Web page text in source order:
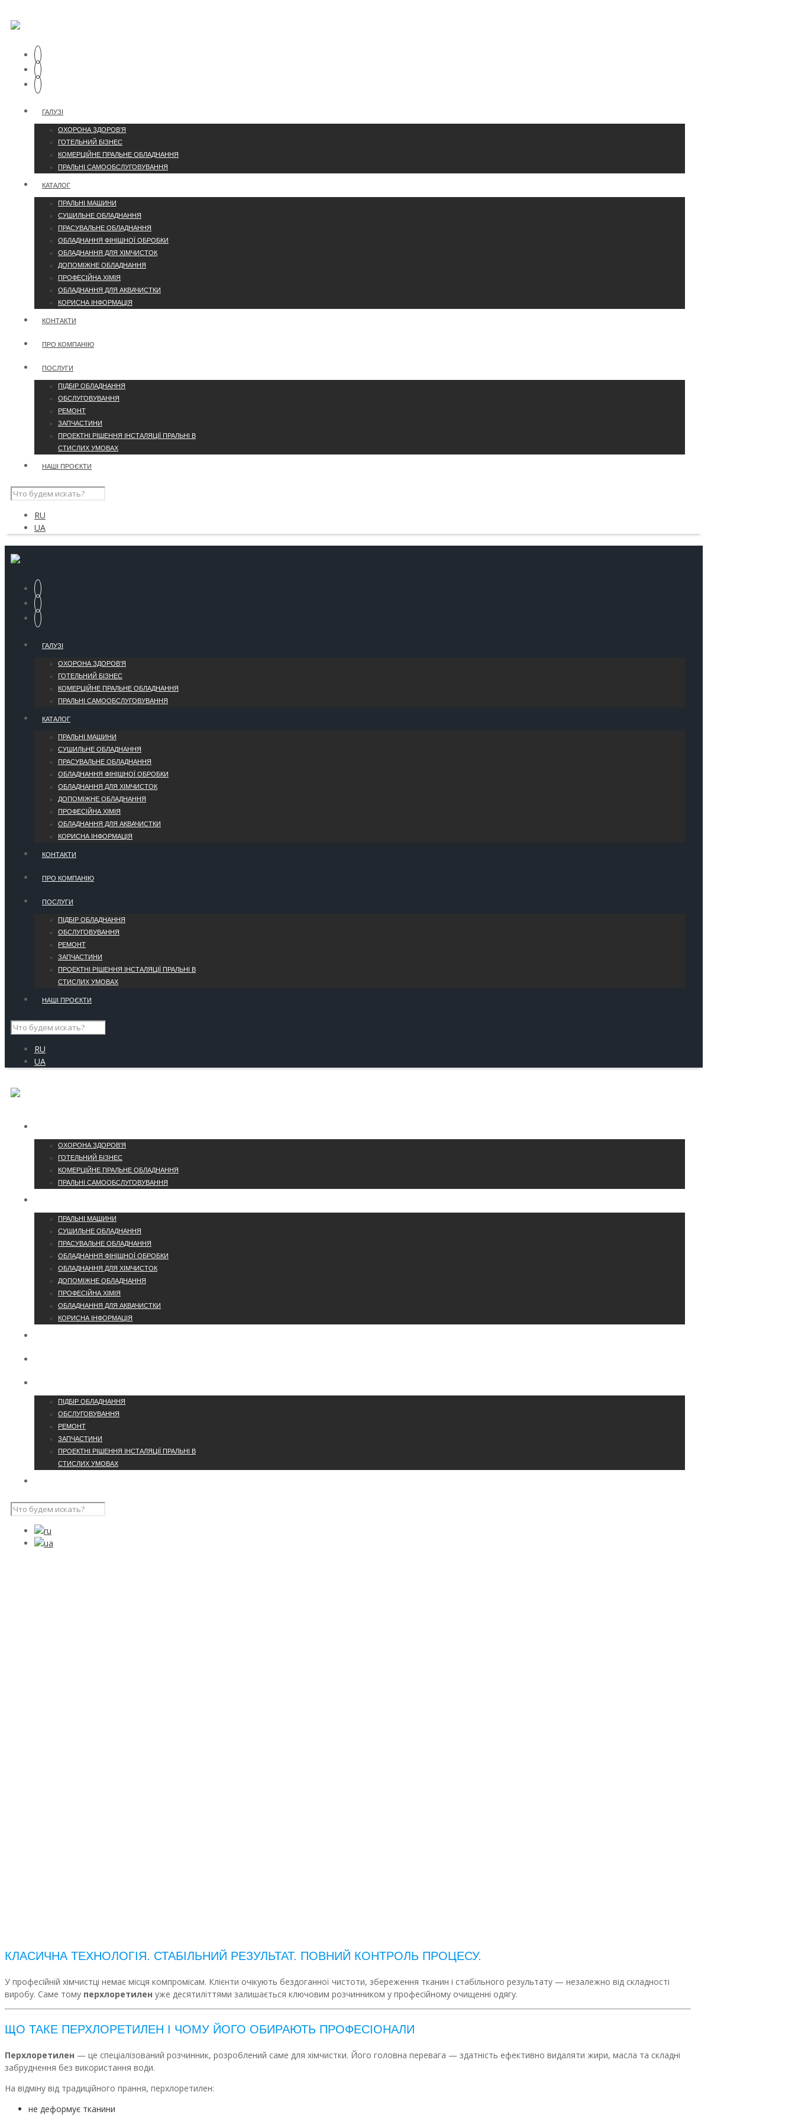
ГАЛУЗІ
ОХОРОНА ЗДОРОВ’Я
ГОТЕЛЬНИЙ БІЗНЕС
КОМЕРЦІЙНЕ ПРАЛЬНЕ ОБЛАДНАННЯ
ПРАЛЬНІ САМООБСЛУГОВУВАННЯ
КАТАЛОГ
ПРАЛЬНІ МАШИНИ
СУШИЛЬНЕ ОБЛАДНАННЯ
ПРАСУВАЛЬНЕ ОБЛАДНАННЯ
ОБЛАДНАННЯ ФІНІШНОЇ ОБРОБКИ
ОБЛАДНАННЯ ДЛЯ ХІМЧИСТОК
ДОПОМІЖНЕ ОБЛАДНАННЯ
ПРОФЕСІЙНА ХІМІЯ
ОБЛАДНАННЯ ДЛЯ АКВАЧИСТКИ
КОРИСНА ІНФОРМАЦІЯ
КОНТАКТИ
ПРО КОМПАНІЮ
ПОСЛУГИ
ПІДБІР ОБЛАДНАННЯ
ОБСЛУГОВУВАННЯ
РЕМОНТ
ЗАПЧАСТИНИ
ПРОЕКТНІ РІШЕННЯ ІНСТАЛЯЦІЇ ПРАЛЬНІ В
СТИСЛИХ УМОВАХ
НАШІ ПРОЄКТИ
RU
UA
ГАЛУЗІ
ОХОРОНА ЗДОРОВ’Я
ГОТЕЛЬНИЙ БІЗНЕС
КОМЕРЦІЙНЕ ПРАЛЬНЕ ОБЛАДНАННЯ
ПРАЛЬНІ САМООБСЛУГОВУВАННЯ
КАТАЛОГ
ПРАЛЬНІ МАШИНИ
СУШИЛЬНЕ ОБЛАДНАННЯ
ПРАСУВАЛЬНЕ ОБЛАДНАННЯ
ОБЛАДНАННЯ ФІНІШНОЇ ОБРОБКИ
ОБЛАДНАННЯ ДЛЯ ХІМЧИСТОК
ДОПОМІЖНЕ ОБЛАДНАННЯ
ПРОФЕСІЙНА ХІМІЯ
ОБЛАДНАННЯ ДЛЯ АКВАЧИСТКИ
КОРИСНА ІНФОРМАЦІЯ
КОНТАКТИ
ПРО КОМПАНІЮ
ПОСЛУГИ
ПІДБІР ОБЛАДНАННЯ
ОБСЛУГОВУВАННЯ
РЕМОНТ
ЗАПЧАСТИНИ
ПРОЕКТНІ РІШЕННЯ ІНСТАЛЯЦІЇ ПРАЛЬНІ В
СТИСЛИХ УМОВАХ
НАШІ ПРОЄКТИ
RU
UA
ОХОРОНА ЗДОРОВ’Я
ГОТЕЛЬНИЙ БІЗНЕС
КОМЕРЦІЙНЕ ПРАЛЬНЕ ОБЛАДНАННЯ
ПРАЛЬНІ САМООБСЛУГОВУВАННЯ
ПРАЛЬНІ МАШИНИ
СУШИЛЬНЕ ОБЛАДНАННЯ
ПРАСУВАЛЬНЕ ОБЛАДНАННЯ
ОБЛАДНАННЯ ФІНІШНОЇ ОБРОБКИ
ОБЛАДНАННЯ ДЛЯ ХІМЧИСТОК
ДОПОМІЖНЕ ОБЛАДНАННЯ
ПРОФЕСІЙНА ХІМІЯ
ОБЛАДНАННЯ ДЛЯ АКВАЧИСТКИ
КОРИСНА ІНФОРМАЦІЯ
ПІДБІР ОБЛАДНАННЯ
ОБСЛУГОВУВАННЯ
РЕМОНТ
ЗАПЧАСТИНИ
ПРОЕКТНІ РІШЕННЯ ІНСТАЛЯЦІЇ ПРАЛЬНІ В
СТИСЛИХ УМОВАХ
КЛАСИЧНА ТЕХНОЛОГІЯ. СТАБІЛЬНИЙ РЕЗУЛЬТАТ. ПОВНИЙ КОНТРОЛЬ ПРОЦЕСУ.
У професійній хімчистці немає місця компромісам. Клієнти очікують бездоганної чистоти, збереження тканин і стабільного результату — незалежно від складності
виробу. Саме тому перхлоретилен уже десятиліттями залишається ключовим розчинником у професійному очищенні одягу.
ЩО ТАКЕ ПЕРХЛОРЕТИЛЕН І ЧОМУ ЙОГО ОБИРАЮТЬ ПРОФЕСІОНАЛИ
Перхлоретилен — це спеціалізований розчинник, розроблений саме для хімчистки. Його головна перевага — здатність ефективно видаляти жири, масла та складні
забруднення без використання води.
На відміну від традиційного прання, перхлоретилен:
не деформує тканини